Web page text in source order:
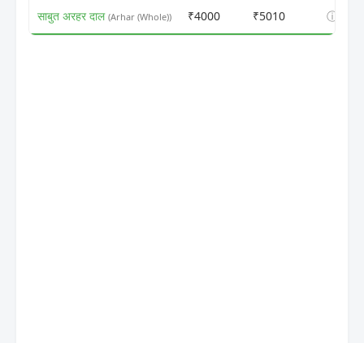
साबुत अरहर दाल (Arhar (Whole)) ₹4000 ₹5010 ⓘ